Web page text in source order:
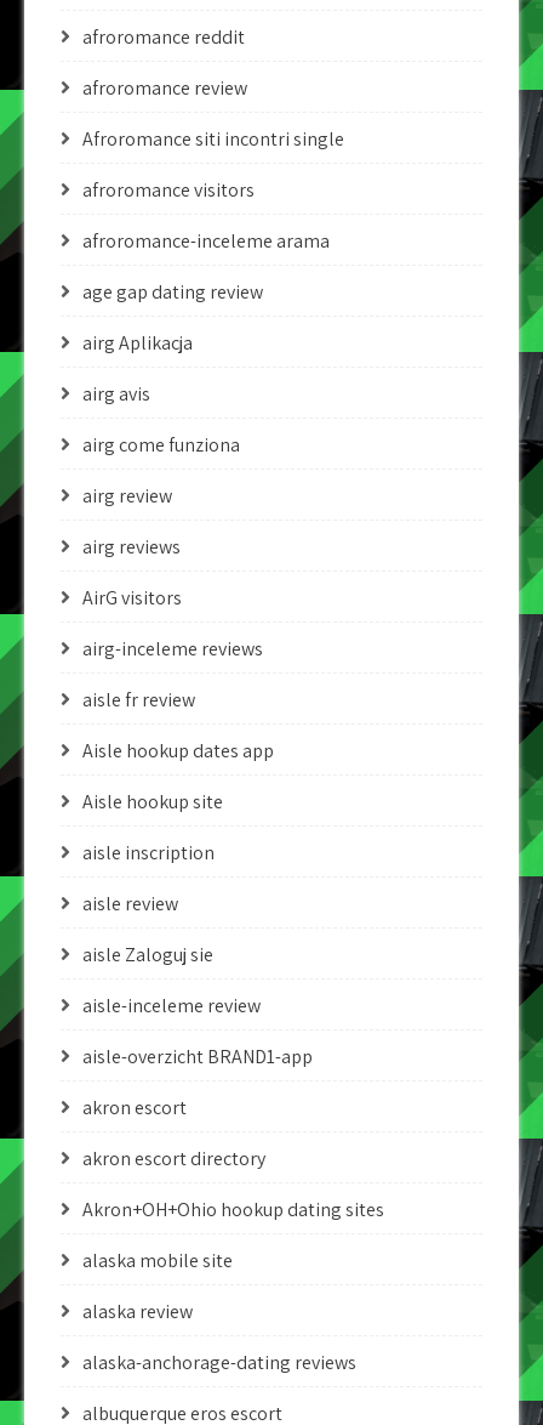
afroromance reddit
afroromance review
Afroromance siti incontri single
afroromance visitors
afroromance-inceleme arama
age gap dating review
airg Aplikacja
airg avis
airg come funziona
airg review
airg reviews
AirG visitors
airg-inceleme reviews
aisle fr review
Aisle hookup dates app
Aisle hookup site
aisle inscription
aisle review
aisle Zaloguj sie
aisle-inceleme review
aisle-overzicht BRAND1-app
akron escort
akron escort directory
Akron+OH+Ohio hookup dating sites
alaska mobile site
alaska review
alaska-anchorage-dating reviews
albuquerque eros escort